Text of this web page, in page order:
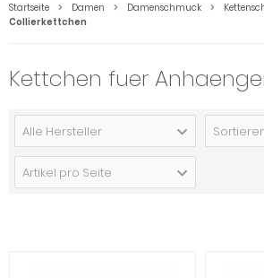
Startseite Damen Damenschmuck
Collierkettchen
Kettchen fuer
Alle Hersteller
Artikel pro Seite